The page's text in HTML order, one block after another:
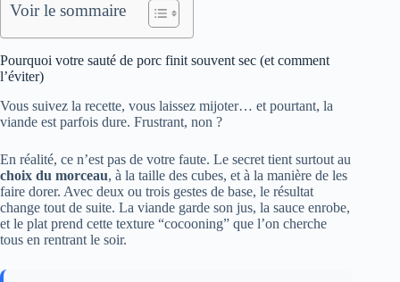
Voir le sommaire
Pourquoi votre sauté de porc finit souvent sec (et comment
l’éviter)
Vous suivez la recette, vous laissez mijoter… et pourtant, la
viande est parfois dure. Frustrant, non ?
En réalité, ce n’est pas de votre faute. Le secret tient surtout au
choix du morceau, à la taille des cubes, et à la manière de les
faire dorer. Avec deux ou trois gestes de base, le résultat
change tout de suite. La viande garde son jus, la sauce enrobe,
et le plat prend cette texture “cocooning” que l’on cherche
tous en rentrant le soir.